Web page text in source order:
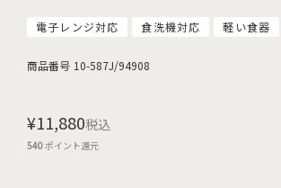
電子レンジ対応 食洗機対応 軽い食器
商品番号 10-587J/94908
¥11,880税込
540ポイント還元